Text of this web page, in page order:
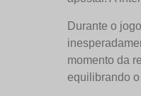
Durante o
momento da
equilibrando